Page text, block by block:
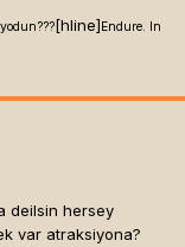
[hline] Endure. In
deilsin hersey
var atraksiyona?